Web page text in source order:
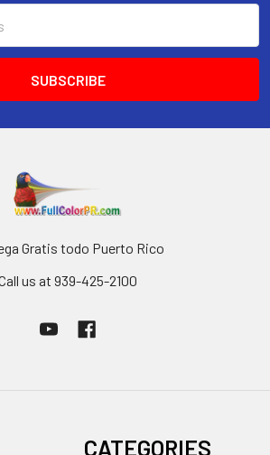
Gratis todo Puerto Rico
us at 939-425-2100
CATEGORIES